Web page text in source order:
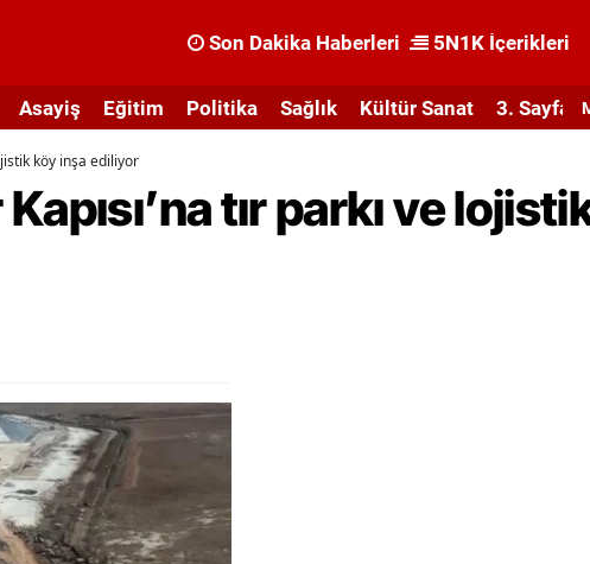
Son Dakika Haberleri 5N1K İçerikleri
Asayiş Eğitim Politika Sağlık Kültür Sanat 3. Sayfa
köy inşa ediliyor
tır parkı ve